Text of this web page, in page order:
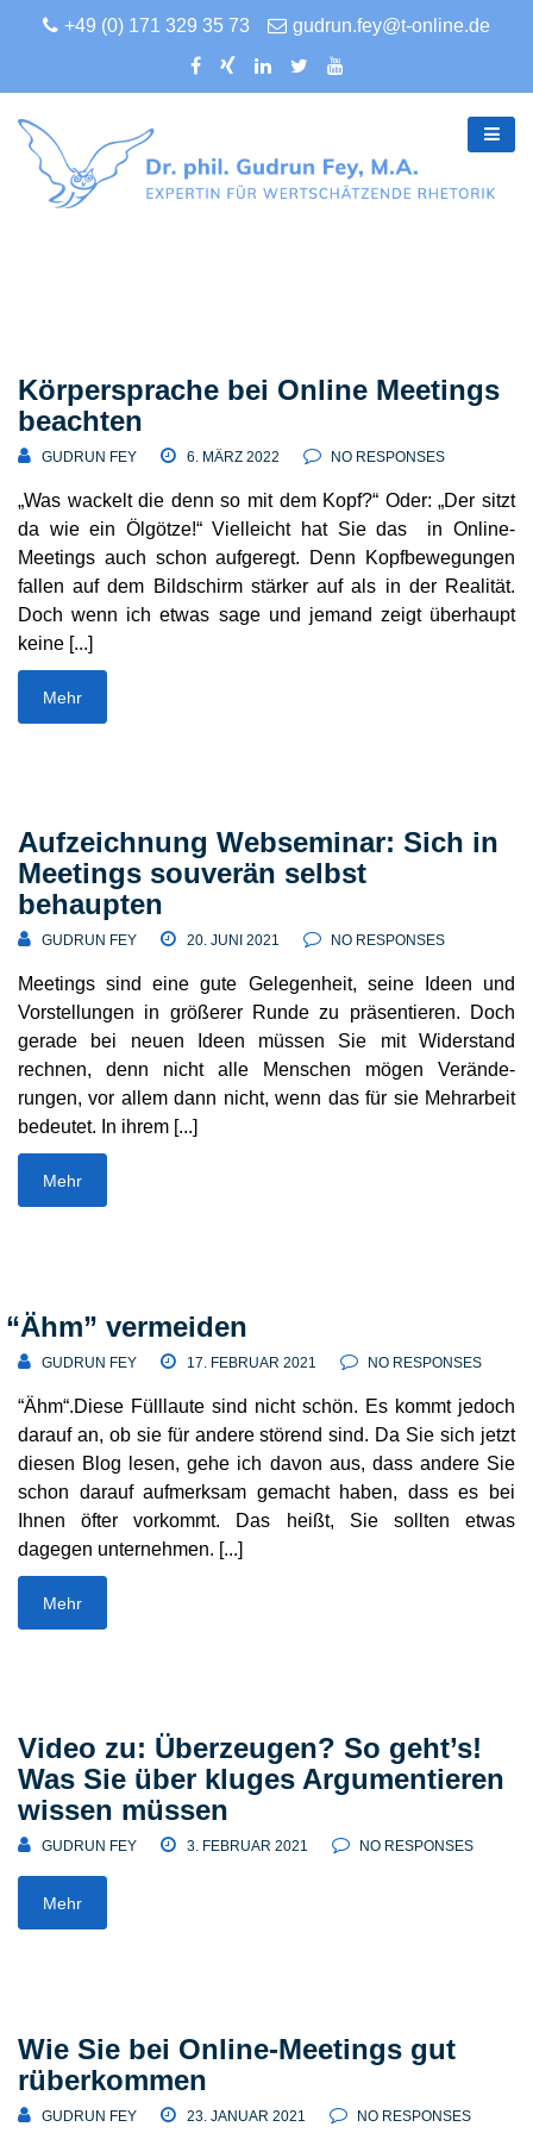
+49 (0) 171 329 35 73 gudrun.fey@t-online.de
BLOG
Körpersprache bei Online Meetings
beachten
GUDRUN FEY 6. MÄRZ 2022 NO RESPONSES
„Was wackelt die denn so mit dem Kopf?“ Oder: „Der sitzt
da wie ein Ölgötze!“ Viel­leicht hat Sie das in Online-
Meetings auch schon aufgeregt. Denn Kopf­be­we­gungen
fallen auf dem Bild­schirm stärker auf als in der Realität.
Doch wenn ich etwas sage und jemand zeigt über­haupt
keine [...]
Mehr
Aufzeichnung Webseminar: Sich in
Meetings souverän selbst
behaupten
GUDRUN FEY 20. JUNI 2021 NO RESPONSES
Meetings sind eine gute Gele­genheit, seine Ideen und
Vorstel­lungen in größerer Runde zu präsen­tieren. Doch
gerade bei neuen Ideen müssen Sie mit Wider­stand
rechnen, denn nicht alle Menschen mögen Verän­de­
rungen, vor allem dann nicht, wenn das für sie Mehr­arbeit
bedeutet. In ihrem [...]
Mehr
“Ähm” vermeiden
GUDRUN FEY 17. FEBRUAR 2021 NO RESPONSES
“Ähm“.Diese Füll­laute sind nicht schön. Es kommt jedoch
darauf an, ob sie für andere störend sind. Da Sie sich jetzt
diesen Blog lesen, gehe ich davon aus, dass andere Sie
schon darauf aufmerksam gemacht haben, dass es bei
Ihnen öfter vorkommt. Das heißt, Sie sollten etwas
dagegen unternehmen. [...]
Mehr
Video zu: Überzeugen? So geht’s!
Was Sie über kluges Argumentieren
wissen müssen
GUDRUN FEY 3. FEBRUAR 2021 NO RESPONSES
Mehr
Wie Sie bei Online-Meetings gut
rüberkommen
GUDRUN FEY 23. JANUAR 2021 NO RESPONSES